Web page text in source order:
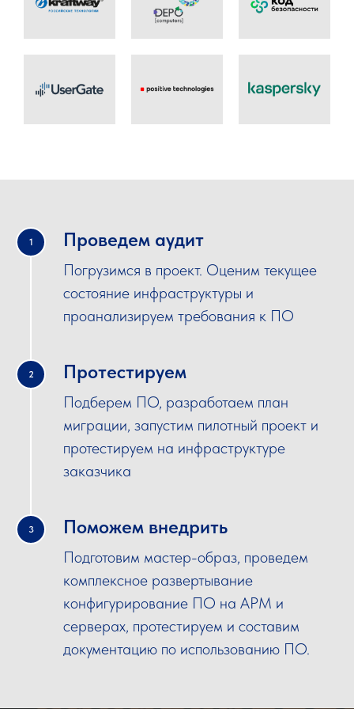
1 Проведем аудит
Погрузимся в проект. Оценим текущее
состояние инфраструктуры и
проанализируем требования к ПО
2 Протестируем
Подберем ПО, разработаем план
миграции, запустим пилотный проект и
протестируем на инфраструктуре
заказчика
3 Поможем внедрить
Подготовим мастер-образ, проведем
комплексное развертывание
конфигурирование ПО на АРМ и
серверах, протестируем и составим
документацию по использованию ПО.